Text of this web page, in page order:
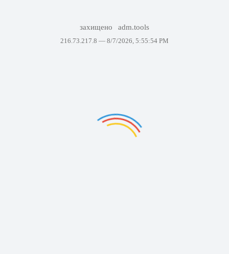
захищено adm.tools
216.73.217.8 — 8/7/2026, 5:55:54 PM